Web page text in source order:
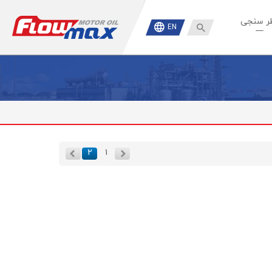
سنجی  EN
۱ ۲